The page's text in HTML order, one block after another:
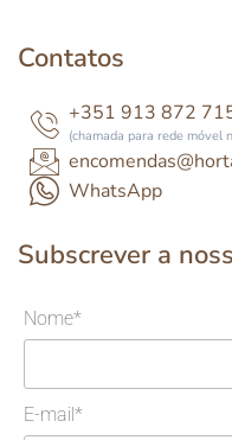
Contatos
+351 913 872
(chamada para rede móvel
WhatsApp
Subscrever a
Nome*
E-mail*